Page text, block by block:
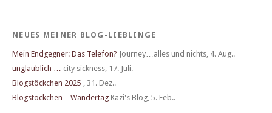
NEUES MEINER BLOG-LIEBLINGE
Mein Endgegner: Das Telefon? Journey…alles und nichts 4. Aug..
unglaublich …
city sickness 17. Juli.
Blogstöckchen 2025
31. Dez..
Blogstöckchen – Wandertag Kazi's Blog 5. Feb..